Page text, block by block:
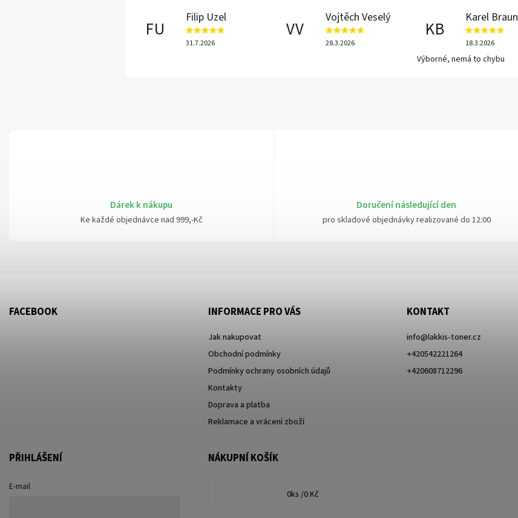
Dárek k nákupu
Ke každé objednávce nad 999,-Kč
Doručení následující den
pro skladové objednávky realizované do 12:00
FU
Filip Uzel
31.7.2026
VV
Vojtěch Veselý
28.3.2026
KB
Karel Braun
18.3.2026
Výborné, nemá to chybu
FACEBOOK INFORMACE PRO VÁS
Jak nakupovat
Obchodní podmínky
Podmínky ochrany osobních údajů
Kontakty
Doprava a platba
Reklamace a vrácení zboží
KONTAKT
info@lakkis-toner.cz
+420542221264
+420608712296
PŘIHLÁŠENÍ
E-mail
NÁKUPNÍ KOŠÍK
0ks /0 Kč